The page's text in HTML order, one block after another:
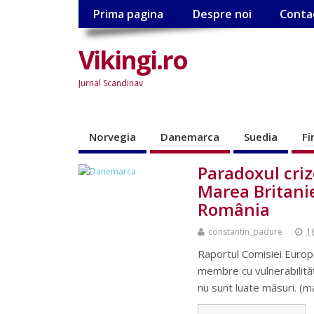
Prima pagina Despre noi
Vikingi.ro
Jurnal Scandinav
Norvegia Danemarca Suedia
Paradoxul
Marea
România
constantin_padure
Raportul Comisiei
membre cu
nu sunt luate măsuri.